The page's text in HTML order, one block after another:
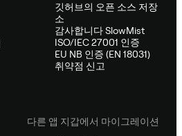
깃허브의 오픈 소스 저장
소
감사합니다 SlowMist
ISO/IEC 27001 인증
EU NB 인증 (EN 18031)
취약점 신고
다른 앱 지갑에서 마이그레이션